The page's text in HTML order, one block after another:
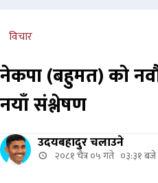
national
विचार
नेकपा (बहुमत) को
नयाँ संश्लेषण
उदयबहादुर चलाउने
२०८१ चैत्र ०५ गते ०३:३१ बजे